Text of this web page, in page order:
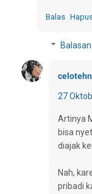
Balas
Balasan
27
Artinya
bisa
diajak
Nah,
pribadi